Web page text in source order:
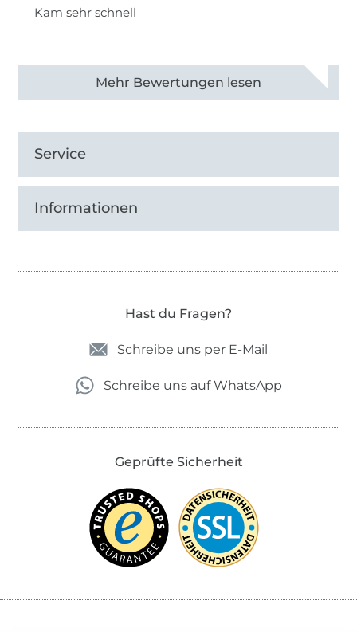
Kam sehr schnell
Alle 82950 Bewertungen ansehen
Service
Informationen
Hast du Fragen?
Schreibe uns per E-Mail
Schreibe uns auf WhatsApp
Geprüfte Sicherheit